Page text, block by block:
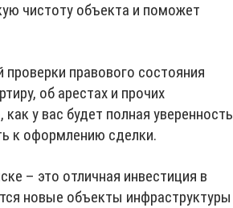
чистоту объекта и поможет
правового состояния
об арестах и прочих
у вас будет полная уверенность
к оформлению сделки.
– это отличная инвестиция в
новые объекты инфраструктуры